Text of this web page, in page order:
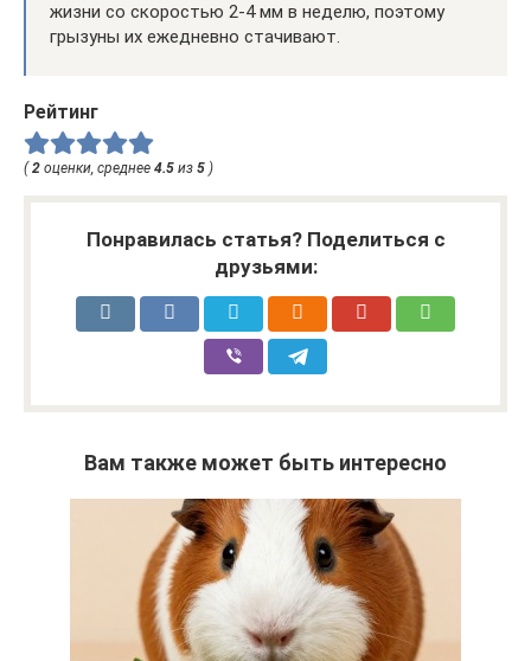
жизни со скоростью 2-4 мм в неделю, поэтому
грызуны их ежедневно стачивают.
Рейтинг
(2 оценки, среднее 4.5 из 5 )
Понравилась статья? Поделиться с
друзьями:
Вам также может быть интересно